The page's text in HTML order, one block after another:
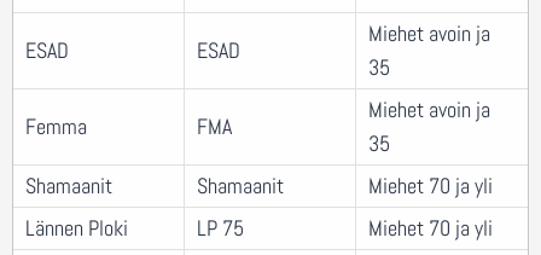
ESAD ESAD
Miehet avoin ja
35
Femma FMA
Miehet avoin ja
35
Shamaanit
Shamaanit
Miehet 70 ja yli
Lännen Ploki
LP 75
Miehet 70 ja yli